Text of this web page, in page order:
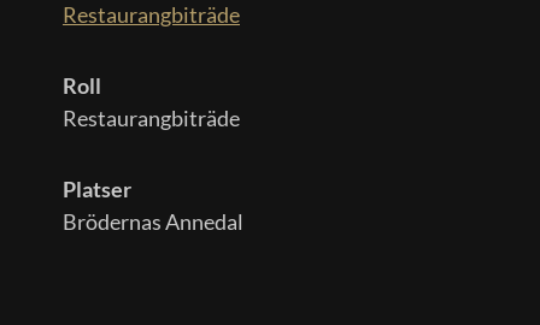
Restaurangbiträde
Roll
Restaurangbiträde
Platser
Brödernas Annedal